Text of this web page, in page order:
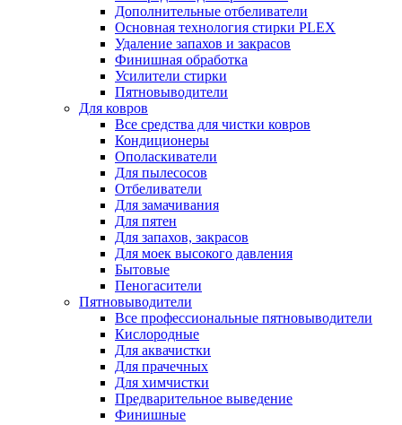
Дополнительные отбеливатели
Основная технология стирки PLEX
Удаление запахов и закрасов
Финишная обработка
Усилители стирки
Пятновыводители
Для ковров
Все средства для чистки ковров
Кондиционеры
Ополаскиватели
Для пылесосов
Отбеливатели
Для замачивания
Для пятен
Для запахов, закрасов
Для моек высокого давления
Бытовые
Пеногасители
Пятновыводители
Все профессиональные пятновыводители
Кислородные
Для аквачистки
Для прачечных
Для химчистки
Предварительное выведение
Финишные